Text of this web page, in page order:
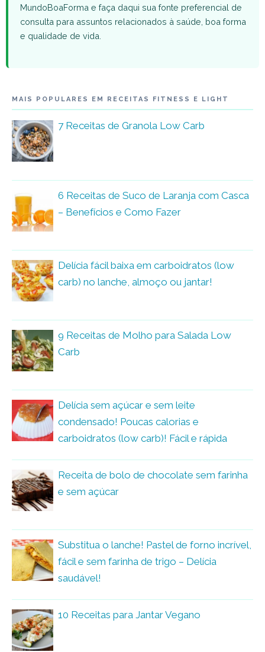
MundoBoaForma e faça daqui sua fonte preferencial de
consulta para assuntos relacionados à saúde, boa forma
e qualidade de vida.
MAIS POPULARES EM RECEITAS FITNESS E LIGHT
7 Receitas de Granola Low Carb
6 Receitas de Suco de Laranja com Casca
– Benefícios e Como Fazer
Delícia fácil baixa em carboidratos (low
carb) no lanche, almoço ou jantar!
9 Receitas de Molho para Salada Low
Carb
Delícia sem açúcar e sem leite
condensado! Poucas calorias e
carboidratos (low carb)! Fácil e rápida
Receita de bolo de chocolate sem farinha
e sem açúcar
Substitua o lanche! Pastel de forno incrível,
fácil e sem farinha de trigo – Delícia
saudável!
10 Receitas para Jantar Vegano